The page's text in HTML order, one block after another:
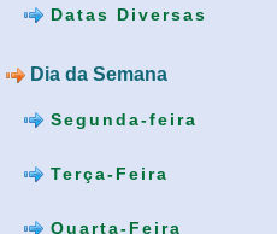
Datas Diversas
Dia da Semana
Segunda-feira
Terça-Feira
Quarta-Feira